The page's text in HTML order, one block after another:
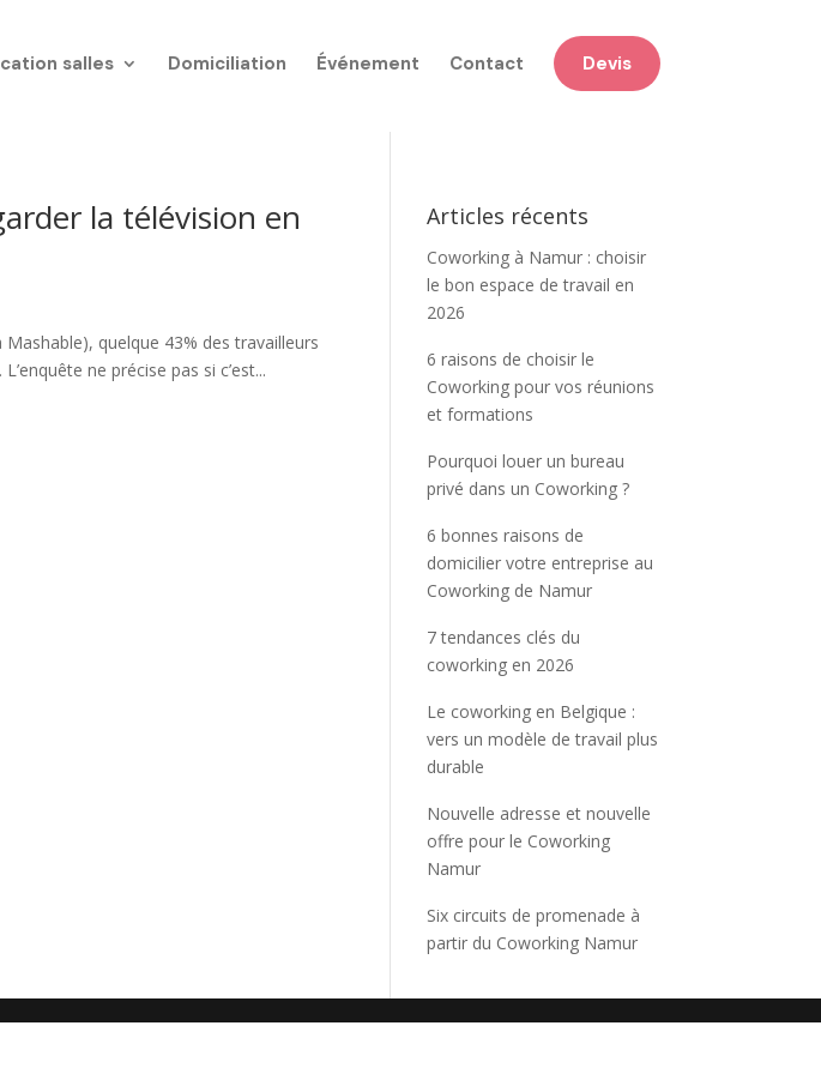
salles Domiciliation Événement Contact Devis
la télévision en
quelque 43% des travailleurs
ne précise pas si c’est...
Articles récents
Coworking à Namur : choisir
le bon espace de travail en
2026
6 raisons de choisir le
Coworking pour vos réunions
et formations
Pourquoi louer un bureau
privé dans un Coworking ?
6 bonnes raisons de
domicilier votre entreprise au
Coworking de Namur
7 tendances clés du
coworking en 2026
Le coworking en Belgique :
vers un modèle de travail plus
durable
Nouvelle adresse et nouvelle
offre pour le Coworking
Namur
Six circuits de promenade à
partir du Coworking Namur